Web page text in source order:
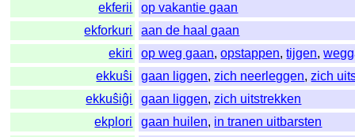
ekferii
op vakantie gaan
ekforkuri
aan de haal gaan
ekiri
op weg gaan,opstappen,tijgen,
ekkuŝi
gaan liggen,zich neerleggen,zich
ekkuŝiĝi
gaan liggen,zich uitstrekken
ekplori
gaan huilen, in tranen uitbarsten